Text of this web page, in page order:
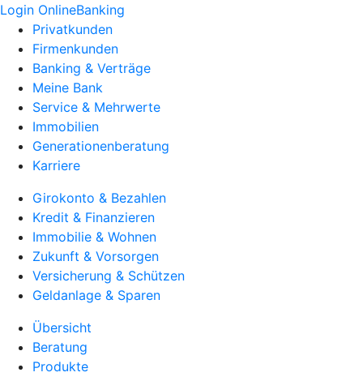
Login OnlineBanking
Privatkunden
Firmenkunden
Banking & Verträge
Meine Bank
Service & Mehrwerte
Immobilien
Generationenberatung
Karriere
Girokonto & Bezahlen
Kredit & Finanzieren
Immobilie & Wohnen
Zukunft & Vorsorgen
Versicherung & Schützen
Geldanlage & Sparen
Übersicht
Beratung
Produkte